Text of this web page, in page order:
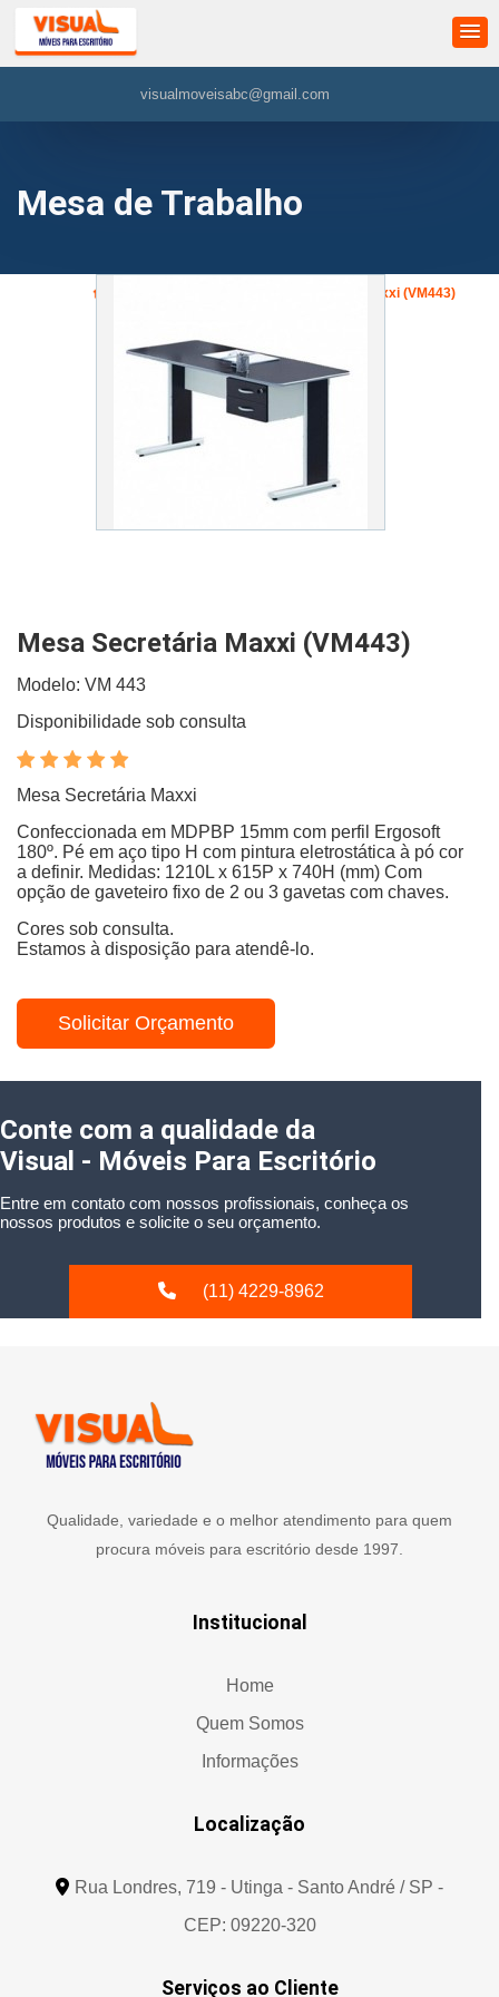
visualmoveisabc@gmail.com
Mesa de Trabalho
Mesa Secretária Maxxi (VM443)
Mesa Secretária Maxxi (VM443)
Modelo: VM 443
Disponibilidade sob consulta
Mesa Secretária Maxxi
Confeccionada em MDPBP 15mm com perfil Ergosoft
180º. Pé em aço tipo H com pintura eletrostática à pó cor
a definir. Medidas: 1210L x 615P x 740H (mm) Com
opção de gaveteiro fixo de 2 ou 3 gavetas com chaves.
Cores sob consulta.
Estamos à disposição para atendê-lo.
Solicitar Orçamento
Conte com a qualidade da
Visual - Móveis Para Escritório
Entre em contato com nossos profissionais, conheça os
nossos produtos e solicite o seu orçamento.
(11) 4229-8962
Qualidade, variedade e o melhor atendimento para quem
procura móveis para escritório desde 1997.
Institucional
Home
Quem Somos
Informações
Localização
Rua Londres, 719 - Utinga - Santo André / SP -
CEP: 09220-320
Serviços ao Cliente